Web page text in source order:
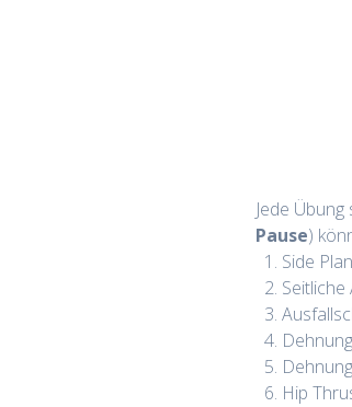
Jede Übung
Pause)
Side
Hip